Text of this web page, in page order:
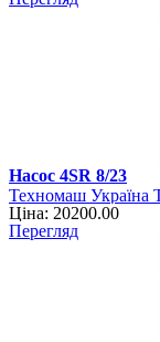
Насос 4SR 8/23
Техномаш Україна
Ціна: 20200.00
Перегляд